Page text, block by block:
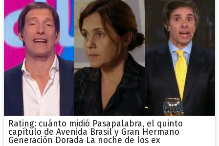
Rating: cuánto midió Pasapalabra, el quinto
capítulo de Avenida Brasil y Gran Hermano
Generación Dorada La noche de los ex